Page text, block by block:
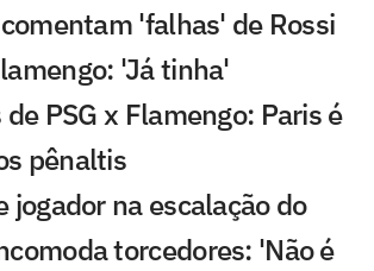
'falhas' de Rossi
'Já tinha'
PSG x Flamengo: Paris é
pênaltis
jogador na escalação do
torcedores: 'Não é